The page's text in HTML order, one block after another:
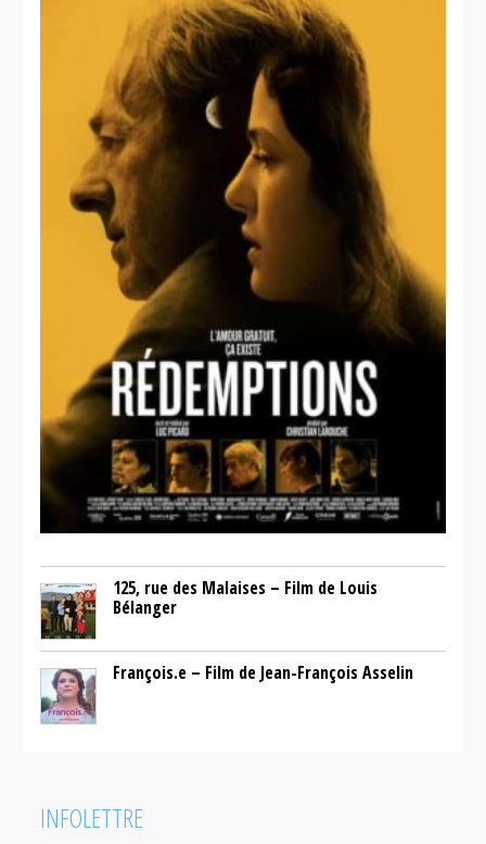
125, rue des Malaises – Film de Louis
Bélanger
François.e – Film de Jean-François Asselin
INFOLETTRE